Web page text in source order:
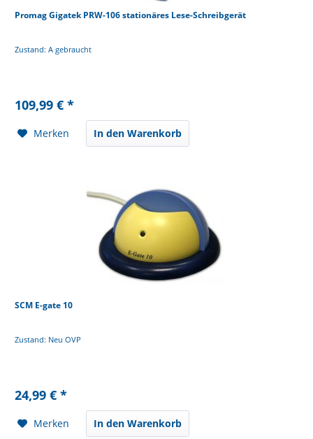
Promag Gigatek PRW-106 stationäres Lese-Schreibgerät
Zustand: A gebraucht
109,99 € *
Merken In den Warenkorb
SCM E-gate 10
Zustand: Neu OVP
24,99 € *
Merken In den Warenkorb